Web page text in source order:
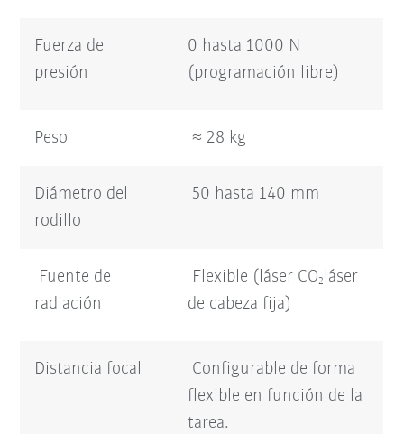
Fuerza de
presión
0 hasta 1000 N
(programación libre)
Peso ≈ 28 kg
Diámetro del
rodillo
50 hasta 140 mm
Fuente de
radiación
Flexible (láser CO2 láser
de cabeza fija)
Distancia focal
Configurable de forma
flexible en función de la
tarea.